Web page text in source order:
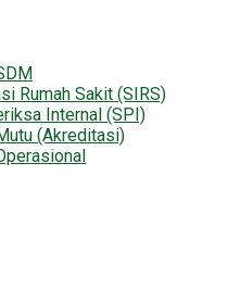
Rumah Sakit (SIRS)
Internal (SPI)
(Akreditasi)